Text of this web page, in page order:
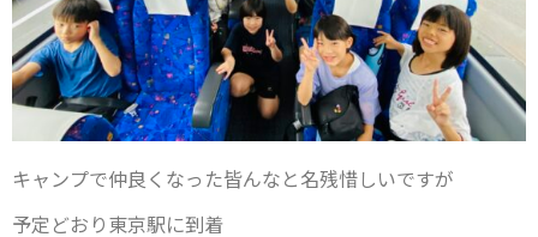
キャンプで仲良くなった皆んなと名残惜しいですが
予定どおり東京駅に到着